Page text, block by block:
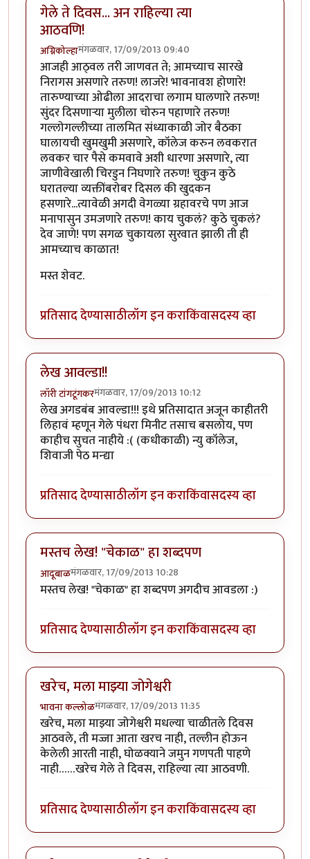
गेले ते दिवस... अन राहिल्या त्या
आठवणि!
अग्निकोल्हामंगळवार, 17/09/2013 09:40
आजही आठ्वल तरी जाणवत ते; आमच्याच सारखे
निरागस असणारे तरुण! लाजरे! भावनावश होणारे!
तारुण्याच्या ओढीला आदराचा लगाम घालणारे तरुण!
सुंदर दिसणार्‍या मुलीला चोरुन पहाणारे तरुण!
गल्लोगल्लीच्या तालमित संध्याकाळी जोर बैठका
घालायची खुमखुमी असणारे, कॉलेज करुन लवकरात
लवकर चार पैसे कमवावे अशी धारणा असणारे, त्या
जाणीवेखाली चिरडुन निघणारे तरुण! चुकुन कुठे
घरातल्या व्यक्तींबरोबर दिसल की खुदकन
हसणारे...त्यावेळी अगदी वेगळ्या ग्रहावरचे पण आज
मनापासुन उमजणारे तरुण! काय चुकलं? कुठे चुकलं?
देव जाणे! पण सगळ चुकायला सुरवात झाली ती ही
आमच्याच काळात!
मस्त शेवट.
प्रतिसाद देण्यासाठीलॉग इन कराकिंवासदस्य व्हा
लेख आवल्डा!!
लॉरी टांगटूंगकरमंगळवार, 17/09/2013 10:12
लेख अगडबंब आवल्डा!!! इथे प्रतिसादात अजून काहीतरी
लिहावं म्हणून गेले पंधरा मिनीट तसाच बसलोय, पण
काहीच सुचत नाहीये :( (कधीकाळी) न्यु कॉलेज,
शिवाजी पेठ मन्द्या
प्रतिसाद देण्यासाठीलॉग इन कराकिंवासदस्य व्हा
मस्तच लेख! "चेकाळ" हा शब्दपण
आदूबाळमंगळवार, 17/09/2013 10:28
मस्तच लेख! "चेकाळ" हा शब्दपण अगदीच आवडला :)
प्रतिसाद देण्यासाठीलॉग इन कराकिंवासदस्य व्हा
खरेच, मला माझ्या जोगेश्वरी
भावना कल्लोळमंगळवार, 17/09/2013 11:35
खरेच, मला माझ्या जोगेश्वरी मधल्या चाळीतले दिवस
आठवले, ती मज्जा आता खरच नाही, तल्लीन होऊन
केलेली आरती नाही, घोळक्याने जमुन गणपती पाहणे
नाही……खरेच गेले ते दिवस, राहिल्या त्या आठवणी.
प्रतिसाद देण्यासाठीलॉग इन कराकिंवासदस्य व्हा